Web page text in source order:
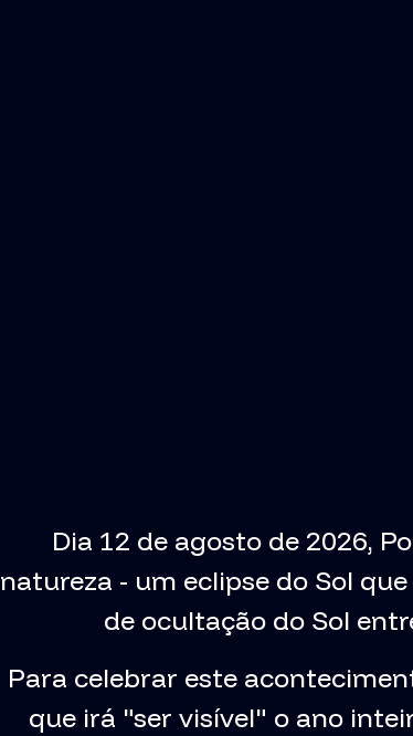
Dia 12 de agosto de 2026,
natureza - um eclipse do Sol
de ocultação do Sol
Para celebrar este
que irá "ser visível" o ano